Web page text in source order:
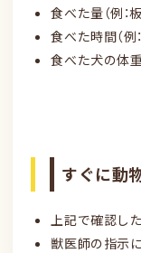
食べた量（例：
食べた時間（例
食べた犬の体重
すぐに動
上記で確認し
獣医師の指示